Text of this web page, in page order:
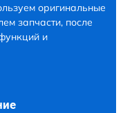
оригинальные
запчасти, после
и